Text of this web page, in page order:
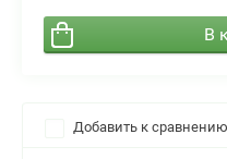
В
Добавить к сравнению